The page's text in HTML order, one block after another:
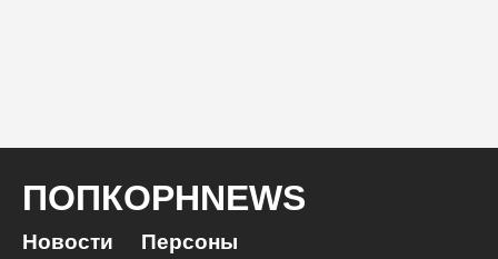
ПОПКОРНNEWS
Новости Персоны